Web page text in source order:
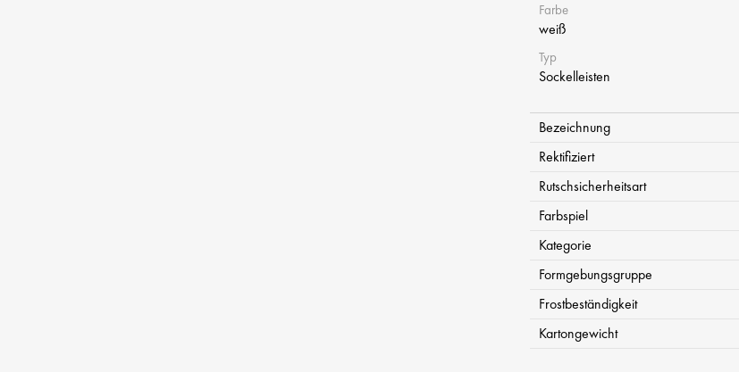
Farbe
weiß
Typ
Sockelleisten
Bezeichnung
Rektifiziert
Rutschsicherheitsart
Farbspiel
Kategorie
Formgebungsgruppe
Frostbeständigkeit
Kartongewicht